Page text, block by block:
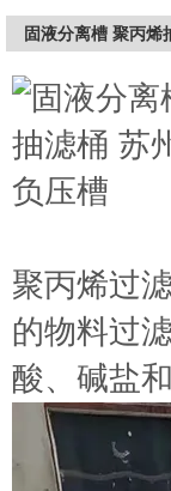
固液分离槽 聚丙烯
聚丙烯过
的物料过
酸、碱盐